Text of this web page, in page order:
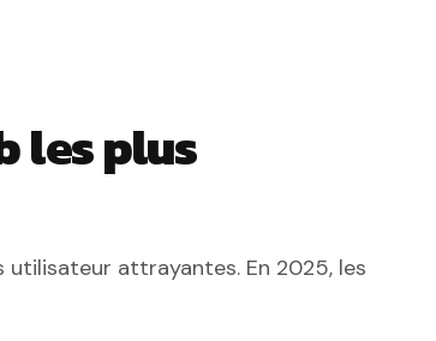
les plus
attrayantes. En 2025, les